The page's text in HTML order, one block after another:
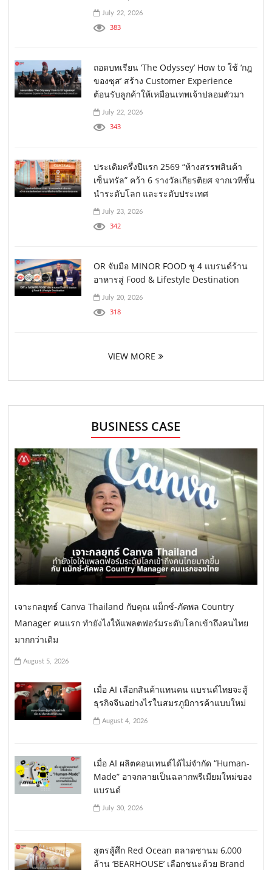
July 22, 2026
383
ถอดบทเรียน ‘The Odyssey’ How to ใช้ ‘กฎ
ของซุส’ สร้าง Customer Experience
ต้อนรับลูกค้าให้เหมือนเทพเจ้าปลอมตัวมา
July 22, 2026
343
ประเดิมครึ่งปีแรก 2569 “ห้างสรรพสินค้า
เซ็นทรัล” คว้า 6 รางวัลเกียรติยศ จากเวทีชั้น
นำระดับโลก และระดับประเทศ
July 23, 2026
342
OR จับมือ MINOR FOOD ชู 4 แบรนด์ร้าน
อาหารสู่ Food & Lifestyle Destination
July 20, 2026
318
VIEW MORE
BUSINESS CASE
เจาะกลยุทธ์ Canva Thailand กับคุณ แม็กซ์-ภัคพล Country
Manager คนแรก ทำยังไงให้แพลตฟอร์มระดับโลกเข้าถึงคนไทย
มากกว่าเดิม
August 5, 2026
เมื่อ AI เลือกสินค้าแทนคน แบรนด์ไทยจะสู้
ธุรกิจจีนอย่างไรในสมรภูมิการค้าแบบใหม่
August 4, 2026
เมื่อ AI ผลิตคอนเทนต์ได้ไม่จำกัด “Human-
Made” อาจกลายเป็นฉลากพรีเมียมใหม่ของ
แบรนด์
July 30, 2026
สูตรสู้ศึก Red Ocean ตลาดชานม 6,000
ล้าน ‘BEARHOUSE’ เลือกชนะด้วย Brand